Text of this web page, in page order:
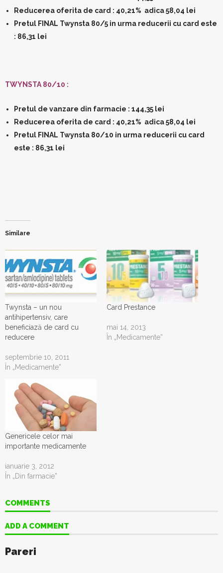
Reducerea oferita de card : 40,21% adica 58,04 lei
Pretul FINAL Twynsta 80/5 in urma reducerii cu card este
: 86,31 lei
TWYNSTA 80/10 :
Pretul de vanzare din farmacie : 144,35 lei
Reducerea oferita de card : 40,21% adica 58,04 lei
Pretul FINAL Twynsta 80/10 in urma reducerii cu card
este : 86,31 lei
Similare
Twynsta – un nou
antihipertensiv, care
beneficiază de card cu
reducere
septembrie 10, 2011
În „Medicamente”
Card Prestance
mai 14, 2013
În „Medicamente”
Genericele celor mai
importante medicamente
ianuarie 3, 2012
În „Din farmacie”
COMMENTS
ADD A COMMENT
Pareri